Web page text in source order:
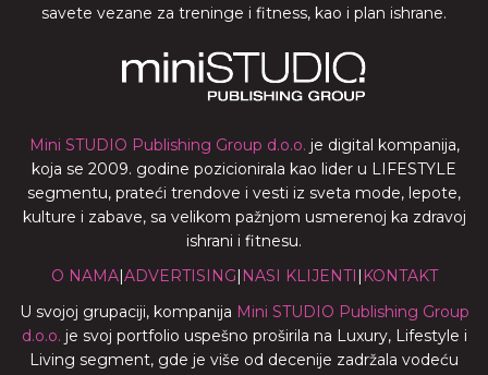
savete vezane za treninge i fitness, kao i plan ishrane.
Mini STUDIO Publishing Group d.o.o. je digital kompanija,
koja se 2009. godine pozicionirala kao lider u LIFESTYLE
segmentu, prateći trendove i vesti iz sveta mode, lepote,
kulture i zabave, sa velikom pažnjom usmerenoj ka zdravoj
ishrani i fitnesu.
O NAMA|ADVERTISING| NASI KLIJENTI | KONTAKT
U svojoj grupaciji, kompanija Mini STUDIO Publishing Group
d.o.o. je svoj portfolio uspešno proširila na Luxury, Lifestyle i
Living segment, gde je više od decenije zadržala vodeću